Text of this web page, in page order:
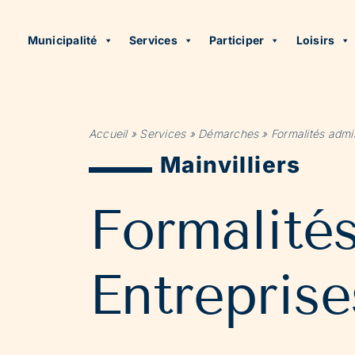
Municipalité Services Participer Loisirs
Accueil» Services» Démarches» Formalités
Mainvilliers